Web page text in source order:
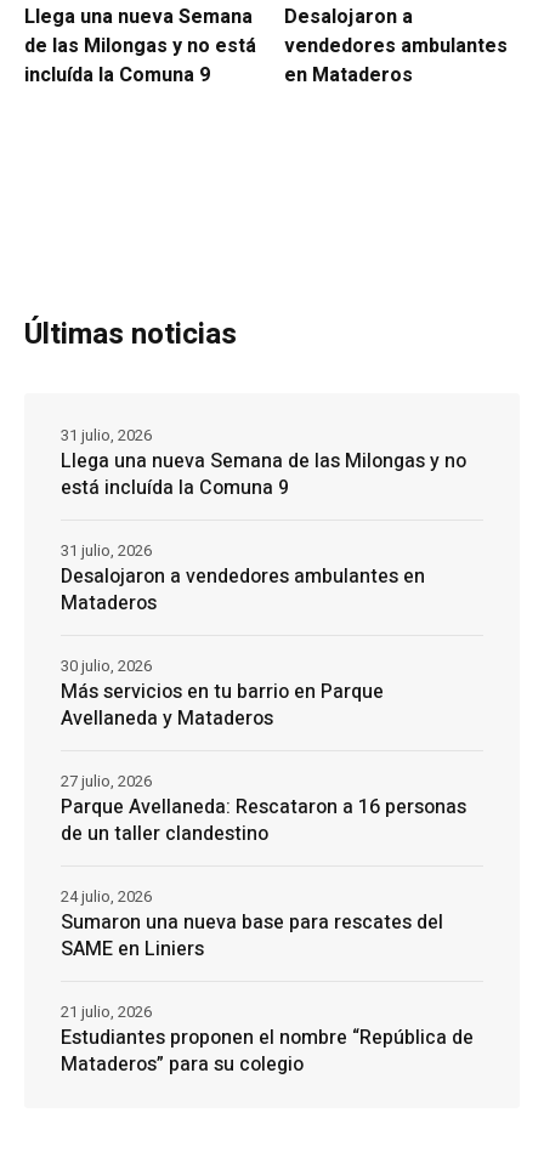
Llega una nueva Semana
de las Milongas y no está
incluída la Comuna 9
Desalojaron a
vendedores ambulantes
en Mataderos
Últimas noticias
Llega una nueva Semana de las Milongas y no
está incluída la Comuna 9
31 julio, 2026
Desalojaron a vendedores ambulantes en
Mataderos
31 julio, 2026
Más servicios en tu barrio en Parque
Avellaneda y Mataderos
30 julio, 2026
Parque Avellaneda: Rescataron a 16 personas
de un taller clandestino
27 julio, 2026
Sumaron una nueva base para rescates del
SAME en Liniers
24 julio, 2026
Estudiantes proponen el nombre “República de
Mataderos” para su colegio
21 julio, 2026